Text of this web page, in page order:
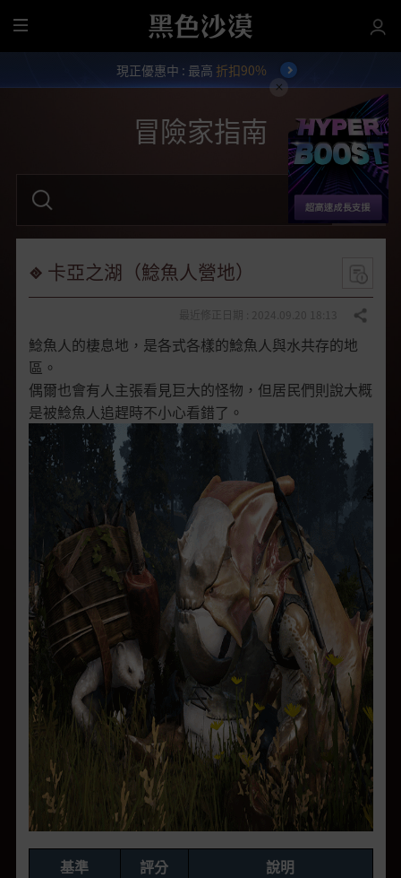
全
部
單
現正優惠中 : 最高 折扣90%
冒險家指南
關
鍵
卡亞之湖（鯰魚人營地）
分享
鯰魚人的棲息地，是各式各樣的鯰魚人與水共存的地
區。
偶爾也會有人主張看見巨大的怪物，但居民們則說大概
是被鯰魚人追趕時不小心看錯了。
基準 評分
說明